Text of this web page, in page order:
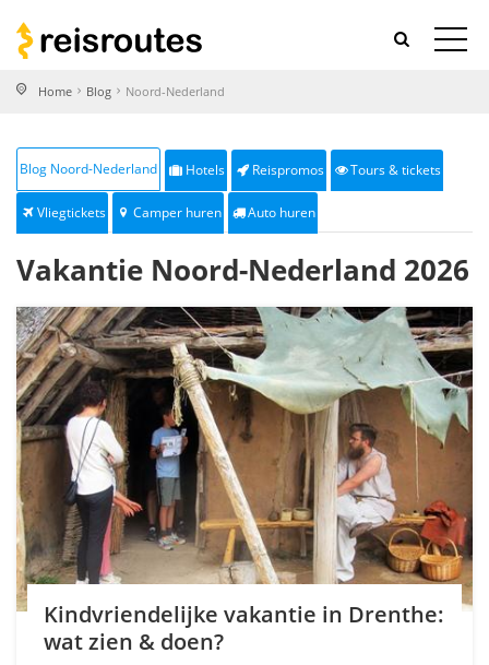
Home Blog Noord-Nederland
Blog Noord-Nederland Hotels Reispromos Tours & tickets
Vliegtickets Camper huren Auto huren
Vakantie Noord-Nederland 2026
Kindvriendelijke vakantie in Drenthe:
wat zien & doen?